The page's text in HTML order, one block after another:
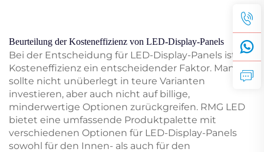
Beurteilung der Kosteneffizienz von LED-Display-Panels
Bei der Entscheidung für LED-Display-Panels ist die
Kosteneffizienz ein entscheidender Faktor. Man
sollte nicht unüberlegt in teure Varianten
investieren, aber auch nicht auf billige,
minderwertige Optionen zurückgreifen. RMG LED
bietet eine umfassende Produktpalette mit
verschiedenen Optionen für LED-Display-Panels
sowohl für den Innen- als auch für den